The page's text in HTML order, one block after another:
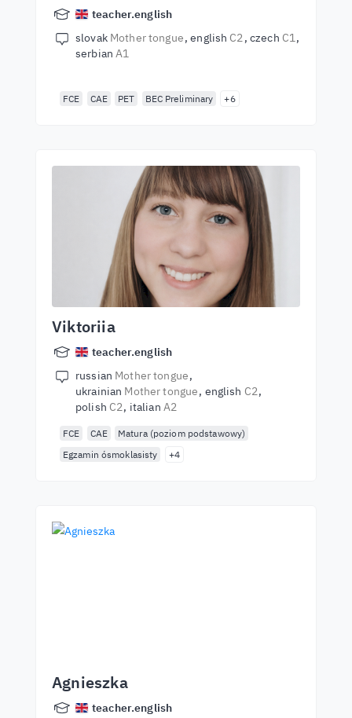
teacher.english
slovak Mother tongue english C2 czech C1
serbianA1
FCE CAE PET BEC Preliminary +6
Viktoriia
teacher.english
russian Mother tongue
ukrainian Mother tongue english C2
polish C2 italian A2
FCE CAE
Matura (poziom podstawowy)
Egzamin ósmoklasisty
+4
Agnieszka
teacher.english